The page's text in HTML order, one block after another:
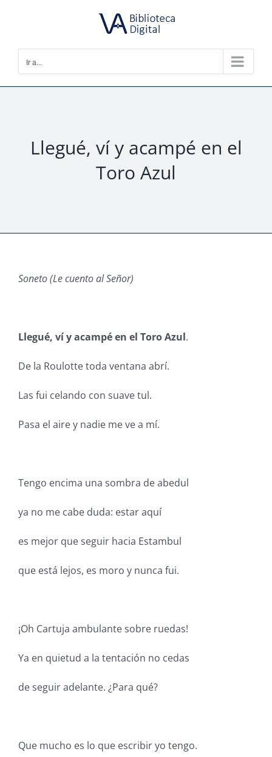
Ir a...
Llegué, ví y acampé en el
Toro Azul
Soneto (Le cuento al Señor)
Llegué, ví y acampé en el Toro Azul.
De la Roulotte toda ventana abrí.
Las fui celando con suave tul.
Pasa el aire y nadie me ve a mí.
Tengo encima una sombra de abedul
ya no me cabe duda: estar aquí
es mejor que seguir hacia Estambul
que está lejos, es moro y nunca fui.
¡Oh Cartuja ambulante sobre ruedas!
Ya en quietud a la tentación no cedas
de seguir adelante. ¿Para qué?
Que mucho es lo que escribir yo tengo.